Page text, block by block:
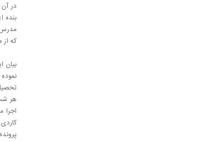
بنده
مدرس
که از
بیان
اجرا